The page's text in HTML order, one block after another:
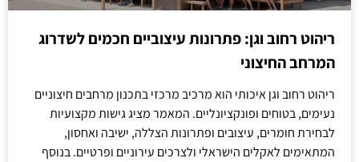
ריהוט רחוב וגן: פתרונות עיצוביים חכמים לשדרוג
המרחב החיצוני
ריהוט רחוב וגן איכותי הוא מרכיב מרכזי בתכנון מרחבים חיצוניים
נעימים, בטוחים ופונקציונליים. המאמר מציג גישות מקצועיות
לבחירת חומרים, עיצובים ופתרונות הצללה, ישיבה ואחסון,
המתאימים לאקלים הישראלי ולצרכים עירוניים ופרטיים. בנוסף